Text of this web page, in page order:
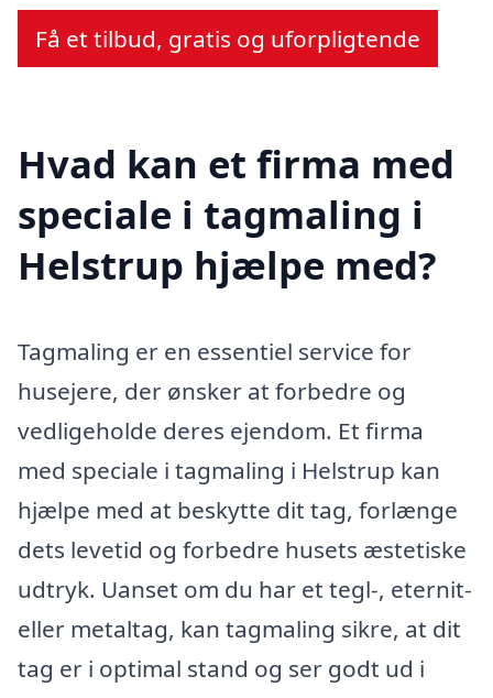
Få et tilbud, gratis og uforpligtende
Hvad kan et firma med
speciale i tagmaling i
Helstrup hjælpe med?
Tagmaling er en essentiel service for
husejere, der ønsker at forbedre og
vedligeholde deres ejendom. Et firma
med speciale i tagmaling i Helstrup kan
hjælpe med at beskytte dit tag, forlænge
dets levetid og forbedre husets æstetiske
udtryk. Uanset om du har et tegl-, eternit-
eller metaltag, kan tagmaling sikre, at dit
tag er i optimal stand og ser godt ud i